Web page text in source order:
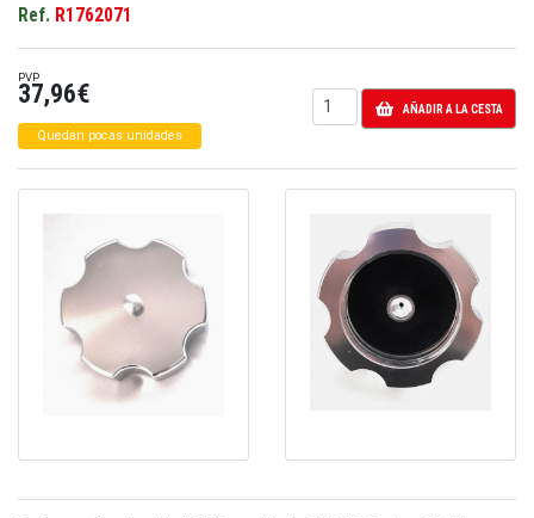
Ref. R1762071
PVP
37,96€
Quedan pocas unidades
AÑADIR A LA CESTA